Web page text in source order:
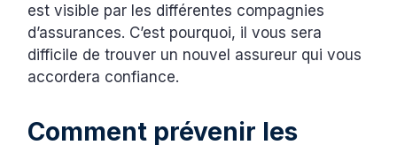
est visible par les différentes compagnies
d’assurances. C’est pourquoi, il vous sera
difficile de trouver un nouvel assureur qui vous
accordera confiance.
Comment prévenir les